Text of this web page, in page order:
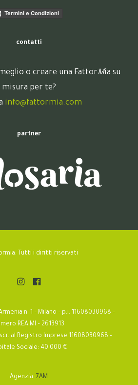
Termini e Condizioni
contatti
o creare una FattorMia su
misura per te?
info@fattormia.com
partner
Tutti i diritti riservati
n. 1 – Milano – p.i. 11608030968 –
REA MI – 2613913
al Registro Imprese 11608030968 –
Sociale: 40.000 €
Agenzia: 7AM